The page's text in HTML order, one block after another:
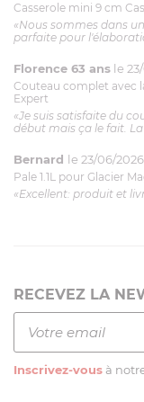
Casserole mini 9 cm
«Nous sommes dans
parfaite pour
Florence 63 ans le
Couteau complet avec
Expert
«Je suis satisfaite du
début mais ça le fait.
Bernard le 23/06/
Pale 1.1L pour Glacier
«Excellent: produit et
RECEVEZ LA
Inscrivez-vous à